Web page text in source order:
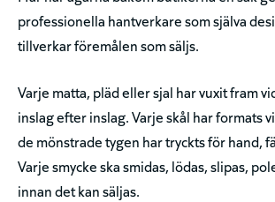
professionella hantverkare som själva
tillverkar föremålen som säljs.
Varje matta, pläd eller sjal har vuxit fram
inslag efter inslag. Varje skål har formats
de mönstrade tygen har tryckts för hand,
Varje smycke ska smidas, lödas, slipas,
innan det kan säljas.